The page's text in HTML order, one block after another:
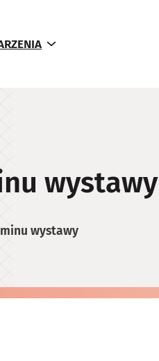
wystawy
wystawy